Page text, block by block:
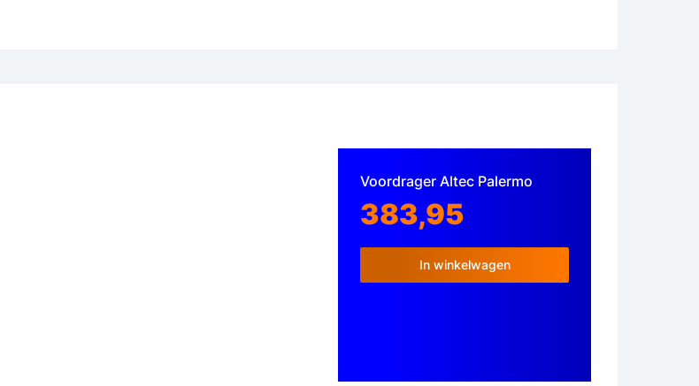
Voordrager Altec Palermo
383,95
In winkelwagen